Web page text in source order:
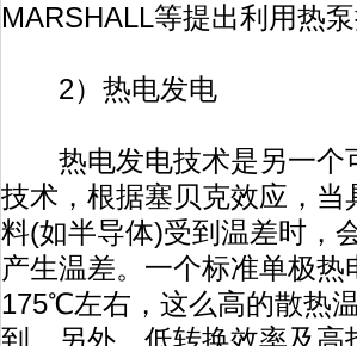
MARSHALL等提出利用热
2）热电发电
热电发电技术是另一个
技术，根据塞贝克效应，
料(如半导体)受到温差时，
产生温差。一个标准单极
175℃左右，这么高的散热
到，另外，低转换效率及